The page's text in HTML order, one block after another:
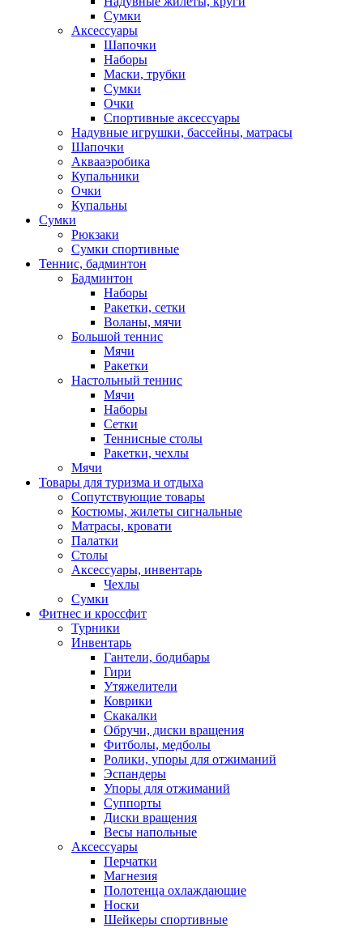
Сумки
Аксессуары
Шапочки
Наборы
Маски, трубки
Сумки
Очки
Спортивные аксессуары
Надувные игрушки, бассейны, матрасы
Шапочки
Аквааэробика
Купальники
Очки
Купальны
Сумки
Рюкзаки
Сумки спортивные
Теннис, бадминтон
Бадминтон
Наборы
Ракетки, сетки
Воланы, мячи
Большой теннис
Мячи
Ракетки
Настольный теннис
Мячи
Наборы
Сетки
Теннисные столы
Ракетки, чехлы
Мячи
Товары для туризма и отдыха
Сопутствующие товары
Костюмы, жилеты сигнальные
Матрасы, кровати
Палатки
Столы
Аксессуары, инвентарь
Чехлы
Сумки
Фитнес и кроссфит
Турники
Инвентарь
Гантели, бодибары
Гири
Утяжелители
Коврики
Скакалки
Обручи, диски вращения
Фитболы, медболы
Ролики, упоры для отжиманий
Эспандеры
Упоры для отжиманий
Суппорты
Диски вращения
Весы напольные
Аксессуары
Перчатки
Магнезия
Полотенца охлаждающие
Носки
Шейкеры спортивные